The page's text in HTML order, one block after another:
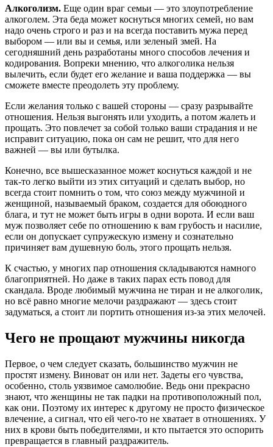
Алкоголизм. Еще один враг семьи — это злоупотребление
алкоголем. Эта беда может коснуться многих семей, но вам
надо очень строго и раз и на всегда поставить мужа перед
выбором — или вы и семья, или зеленый змей. На
сегодняшний день разработаны много способов лечения и
кодирования. Вопреки мнению, что алкоголика нельзя
вылечить, если будет его желание и ваша поддержка — вы
сможете вместе преодолеть эту проблему.
Если желания только с вашей стороны — сразу разрывайте
отношения. Нельзя выгонять или уходить, а потом жалеть и
прощать. Это повлечет за собой только ваши страдания и не
исправит ситуацию, пока он сам не решит, что для него
важней — вы или бутылка.
Конечно, все вышесказанное может коснуться каждой и не
так-то легко выйти из этих ситуаций и сделать выбор, но
всегда стоит помнить о том, что союз между мужчиной и
женщиной, называемый браком, создается для обоюдного
блага, и тут не может быть игры в одни ворота. И если ваш
муж позволяет себе по отношению к вам грубость и насилие,
если он допускает супружескую измену и сознательно
причиняет вам душевную боль, этого прощать нельзя.
К счастью, у многих пар отношения складываются намного
благоприятней. Но даже в таких парах есть повод для
скандала. Вроде любимый мужчина не тиран и не алкоголик,
но всё равно многие мелочи раздражают — здесь стоит
задуматься, а стоит ли портить отношения из-за этих мелочей.
Чего не прощают мужчины никогда
Первое, о чем следует сказать, большинство мужчин не
простят измену. Виноват он или нет. Задеты его чувства,
особенно, столь уязвимое самолюбие. Ведь они прекрасно
знают, что женщины не так падки на противоположный пол,
как они. Поэтому их интерес к другому не просто физическое
влечение, а сигнал, что ей чего-то не хватает в отношениях. У
них в крови быть победителями, и кто пытается это оспорить
превращается в главный раздражитель.